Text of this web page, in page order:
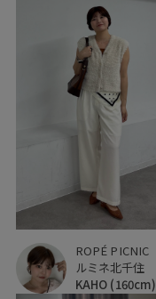
ROPÉ PICNIC
ルミネ北千住
KAHO (160cm)